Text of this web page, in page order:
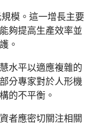
模。這一增長主要
夠提高生產效率並
。
水平以適應複雜的
分專家對於人形機
的不平衡。
者應密切關注相關